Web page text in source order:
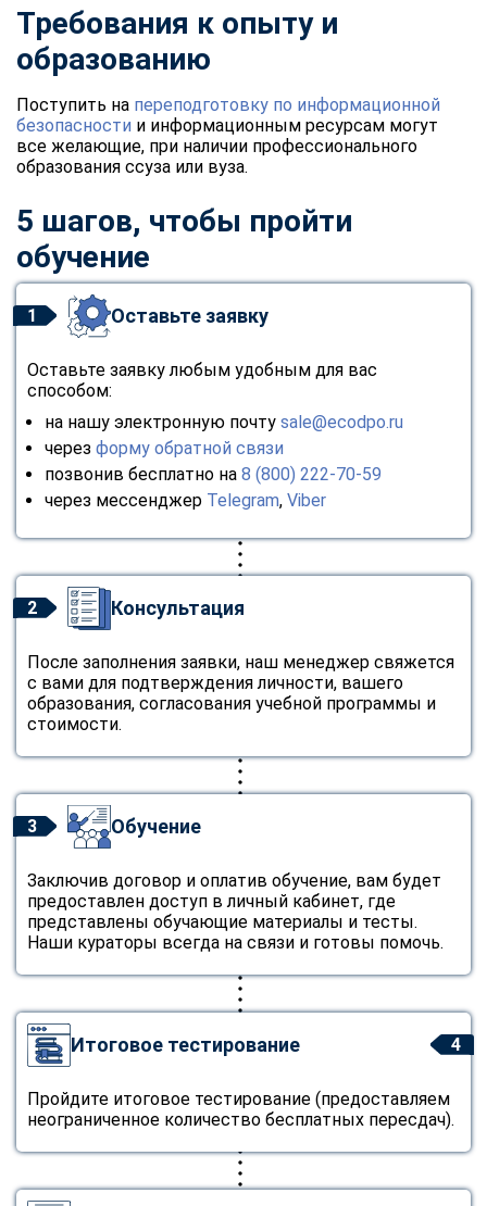
Требования к опыту и
образованию
Поступить на переподготовку по информационной
безопасности и информационным ресурсам могут
все желающие, при наличии профессионального
образования ссуза или вуза.
5 шагов, чтобы пройти
обучение
1 Оставьте заявку
Оставьте заявку любым удобным для вас
способом:
на нашу электронную почту sale@ecodpo.ru
через форму обратной связи
позвонив бесплатно на 8 (800) 222-70-59
через мессенджер Telegram, Viber
2 Консультация
После заполнения заявки, наш менеджер свяжется
с вами для подтверждения личности, вашего
образования, согласования учебной программы и
стоимости.
3 Обучение
Заключив договор и оплатив обучение, вам будет
предоставлен доступ в личный кабинет, где
представлены обучающие материалы и тесты.
Наши кураторы всегда на связи и готовы помочь.
4
Итоговое тестирование
Пройдите итоговое тестирование (предоставляем
неограниченное количество бесплатных пересдач).